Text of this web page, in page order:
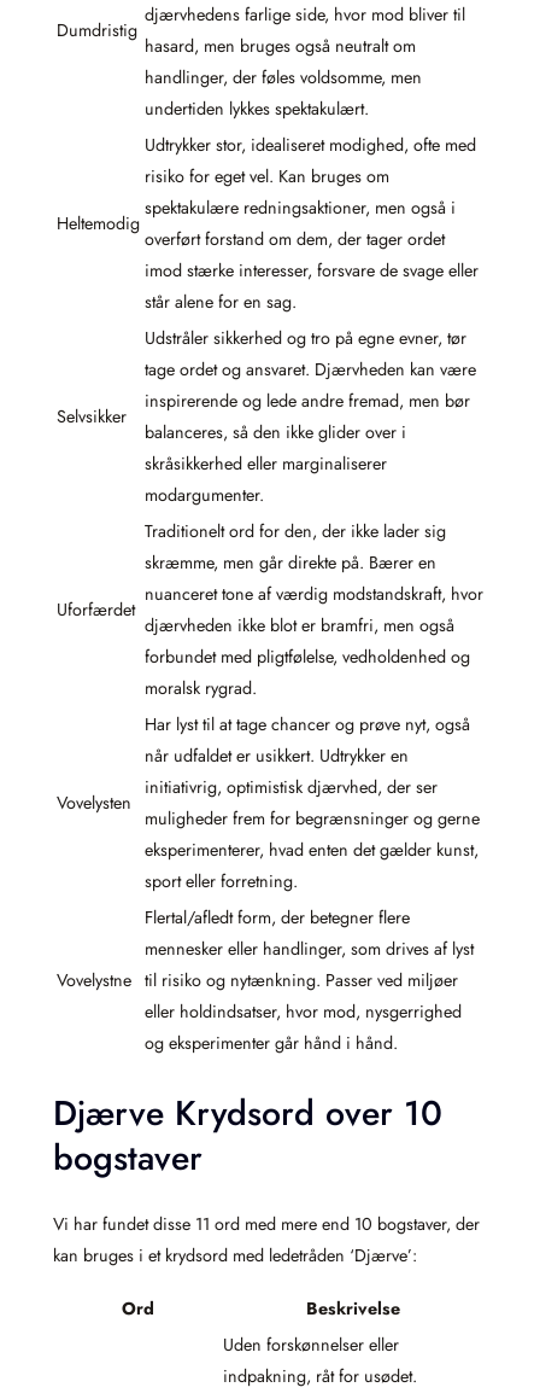
Dumdristig
djærvhedens farlige side, hvor mod bliver til
hasard, men bruges også neutralt om
handlinger, der føles voldsomme, men
undertiden lykkes spektakulært.
Heltemodig
Udtrykker stor, idealiseret modighed, ofte med
risiko for eget vel. Kan bruges om
spektakulære redningsaktioner, men også i
overført forstand om dem, der tager ordet
imod stærke interesser, forsvare de svage eller
står alene for en sag.
Selvsikker
Udstråler sikkerhed og tro på egne evner, tør
tage ordet og ansvaret. Djærvheden kan være
inspirerende og lede andre fremad, men bør
balanceres, så den ikke glider over i
skråsikkerhed eller marginaliserer
modargumenter.
Uforfærdet
Traditionelt ord for den, der ikke lader sig
skræmme, men går direkte på. Bærer en
nuanceret tone af værdig modstandskraft, hvor
djærvheden ikke blot er bramfri, men også
forbundet med pligtfølelse, vedholdenhed og
moralsk rygrad.
Vovelysten
Har lyst til at tage chancer og prøve nyt, også
når udfaldet er usikkert. Udtrykker en
initiativrig, optimistisk djærvhed, der ser
muligheder frem for begrænsninger og gerne
eksperimenterer, hvad enten det gælder kunst,
sport eller forretning.
Vovelystne
Flertal/afledt form, der betegner flere
mennesker eller handlinger, som drives af lyst
til risiko og nytænkning. Passer ved miljøer
eller holdindsatser, hvor mod, nysgerrighed
og eksperimenter går hånd i hånd.
Djærve Krydsord over 10
bogstaver
Vi har fundet disse 11 ord med mere end 10 bogstaver, der
kan bruges i et krydsord med ledetråden ‘Djærve’:
Ord
Beskrivelse
Uden forskønnelser eller
indpakning, råt for usødet.